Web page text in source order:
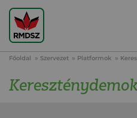
Főoldal Szervezet Platformok